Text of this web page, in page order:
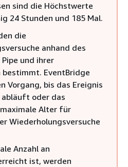
sind die Höchstwerte
24 Stunden und 185 Mal.
die
anhand des
und ihrer
EventBridge
Vorgang, bis das Ereignis
abläuft oder das
Alter für
Wiederholungsversuche
Anzahl an
ist, werden